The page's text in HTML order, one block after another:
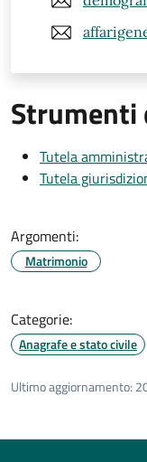
Tutela
Tutela
Argomenti:
Matrimonio
Categorie:
Anagrafe e stato civile
Ultimo aggiornamento: